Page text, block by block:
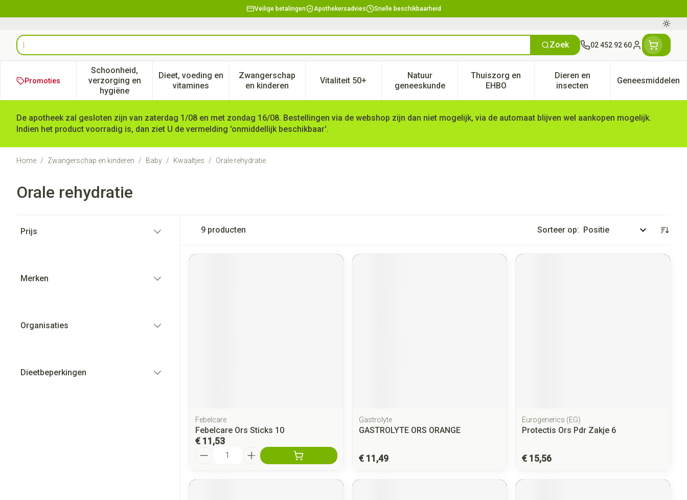
Veilige betalingen Apothekersadvies Snelle beschikbaarheid
Product, merk, categorie... Zoek 02 452 92 60
Klant menu
Promoties
Schoonheid,
verzorging en
hygiëne
Toon submenu voor Schoonheid, verzorging en hygiëne categorie
Dieet, voeding en
vitaminesToon submenu voor Dieet, voeding en vitamines categorie
Zwangerschap
en kinderenToon submenu voor Zwangerschap en kinderen categorie
Vitaliteit 50+Toon submenu voor Vitaliteit 50+ categorie
Natuur
geneeskunde
Toon submenu voor Natuur geneeskunde categorie
Thuiszorg en
EHBOToon submenu voor Thuiszorg en EHBO categorie
Dieren en
insectenToon submenu voor Dieren
Geneesmiddelen
Toon
De apotheek zal gesloten zijn van zaterdag 1/08 en met zondag 16/08. Bestellingen via de webshop zijn dan niet mogelijk, via de automaat blijven wel aankopen mogelijk.
Indien het product voorradig is, dan ziet U de vermelding 'onmiddellijk beschikbaar'.
Home / Zwangerschap en kinderen / Baby / Kwaaltjes / Orale rehydratie
Orale rehydratie
Prijs
Merken
Organisaties
Dieetbeperkingen
9 producten Sorteer op:
Febelcare
Febelcare Ors Sticks 10
€ 11,53
Gastrolyte
GASTROLYTE ORS ORANGE
€ 11,49
Eurogenerics (EG)
Protectis Ors Pdr Zakje 6
€ 15,56